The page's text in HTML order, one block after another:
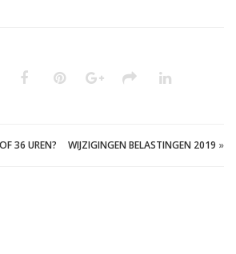
36 UREN? WIJZIGINGEN BELASTINGEN 2019 »